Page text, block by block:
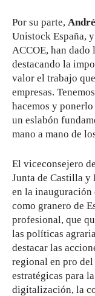
Por su parte,
Unistock España, y
ACCOE, han dado
destacando la
valor el trabajo
empresas.
hacemos y
un eslabón
mano a mano de
El viceconsejero
Junta de Castilla y
en la inauguración
como granero de
profesional, que
las políticas
destacar las
regional en pro
estratégicas para
digitalización, la